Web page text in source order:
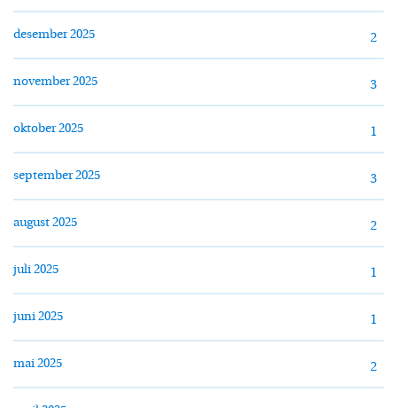
desember 2025 2
november 2025 3
oktober 2025 1
september 2025 3
august 2025 2
juli 2025 1
juni 2025 1
mai 2025 2